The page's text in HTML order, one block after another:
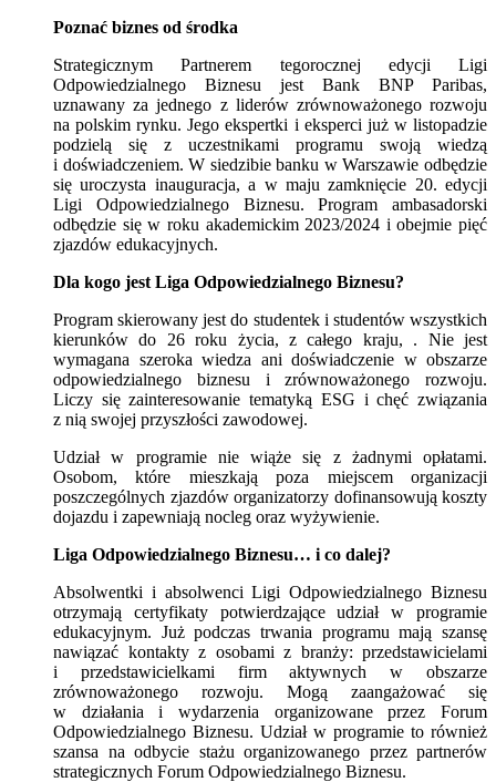
Poznać biznes od środka
Strategicznym Partnerem tegorocznej edycji Ligi
Odpowiedzialnego Biznesu jest Bank BNP Paribas,
uznawany za jednego z liderów zrównoważonego rozwoju
na polskim rynku. Jego ekspertki i eksperci już w listopadzie
podzielą się z uczestnikami programu swoją wiedzą
i doświadczeniem. W siedzibie banku w Warszawie odbędzie
się uroczysta inauguracja, a w maju zamknięcie 20. edycji
Ligi Odpowiedzialnego Biznesu. Program ambasadorski
odbędzie się w roku akademickim 2023/2024 i obejmie pięć
zjazdów edukacyjnych.
Dla kogo jest Liga Odpowiedzialnego Biznesu?
Program skierowany jest do studentek i studentów wszystkich
kierunków do 26 roku życia, z całego kraju, . Nie jest
wymagana szeroka wiedza ani doświadczenie w obszarze
odpowiedzialnego biznesu i zrównoważonego rozwoju.
Liczy się zainteresowanie tematyką ESG i chęć związania
z nią swojej przyszłości zawodowej.
Udział w programie nie wiąże się z żadnymi opłatami.
Osobom, które mieszkają poza miejscem organizacji
poszczególnych zjazdów organizatorzy dofinansowują koszty
dojazdu i zapewniają nocleg oraz wyżywienie.
Liga Odpowiedzialnego Biznesu… i co dalej?
Absolwentki i absolwenci Ligi Odpowiedzialnego Biznesu
otrzymają certyfikaty potwierdzające udział w programie
edukacyjnym. Już podczas trwania programu mają szansę
nawiązać kontakty z osobami z branży: przedstawicielami
i przedstawicielkami firm aktywnych w obszarze
zrównoważonego rozwoju. Mogą zaangażować się
w działania i wydarzenia organizowane przez Forum
Odpowiedzialnego Biznesu. Udział w programie to również
szansa na odbycie stażu organizowanego przez partnerów
strategicznych Forum Odpowiedzialnego Biznesu.